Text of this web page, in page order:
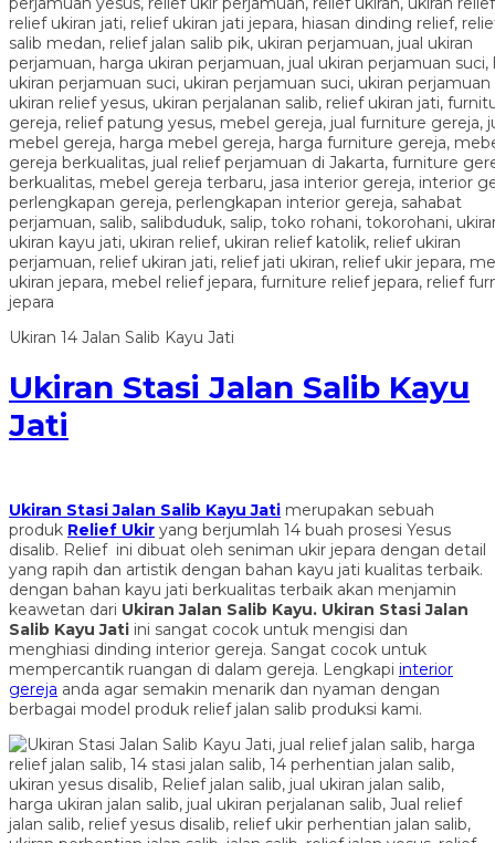
Ukiran 14 Jalan Salib Kayu Jati
Ukiran Stasi Jalan Salib Kayu
Jati
Ukiran Stasi Jalan Salib Kayu Jati merupakan sebuah
produk Relief Ukir yang berjumlah 14 buah prosesi Yesus
disalib. Relief ini dibuat oleh seniman ukir jepara dengan detail
yang rapih dan artistik dengan bahan kayu jati kualitas terbaik.
dengan bahan kayu jati berkualitas terbaik akan menjamin
keawetan dari Ukiran Jalan Salib Kayu. Ukiran Stasi Jalan
Salib Kayu Jati ini sangat cocok untuk mengisi dan
menghiasi dinding interior gereja. Sangat cocok untuk
mempercantik ruangan di dalam gereja. Lengkapi interior
gereja anda agar semakin menarik dan nyaman dengan
berbagai model produk relief jalan salib produksi kami.